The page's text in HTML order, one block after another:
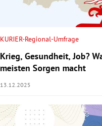
KURIER-Regional-Umfrage
Krieg, Gesundheit, Job?
meisten Sorgen macht
13.12.2025